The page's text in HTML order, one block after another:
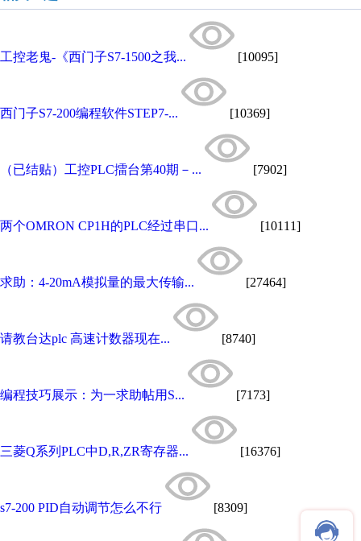
工控老鬼-《西门子S7-1500之我... [10095]
西门子S7-200编程软件STEP7-... [10369]
（已结贴）工控PLC擂台第40期－... [7902]
两个OMRON CP1H的PLC经过串口... [10111]
求助：4-20mA模拟量的最大传输... [27464]
请教台达plc 高速计数器现在... [8740]
编程技巧展示：为一求助帖用S... [7173]
三菱Q系列PLC中D,R,ZR寄存器... [16376]
s7-200 PID自动调节怎么不行 [8309]